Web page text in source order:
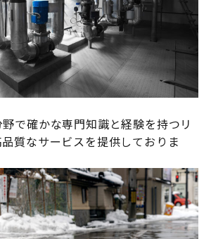
で確かな専門知識と経験を持つリ
質なサービスを提供しておりま